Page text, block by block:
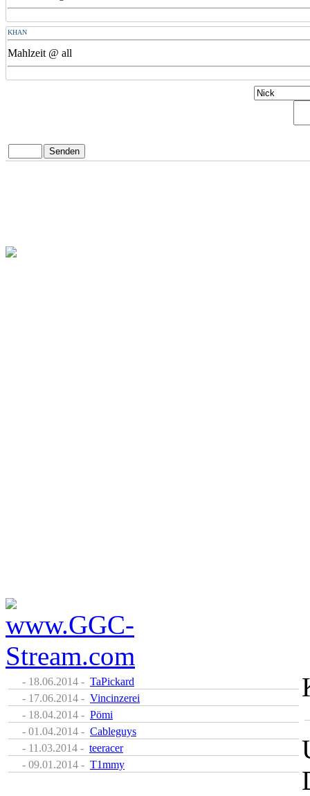
KHAN
Mahlzeit @ all
- 18.06.2014 - TaPickard
- 17.06.2014 - Vincinzerei
- 18.04.2014 - Pömi
- 01.04.2014 - Cableguys
- 11.03.2014 - teeracer
- 09.01.2014 - T1mmy